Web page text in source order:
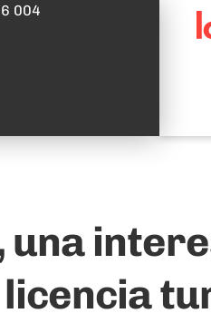
004
una